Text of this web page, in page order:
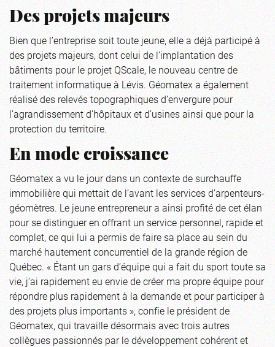
Des projets majeurs
Bien que l’entreprise soit toute jeune, elle a déjà participé à
des projets majeurs, dont celui de l’implantation des
bâtiments pour le projet QScale, le nouveau centre de
traitement informatique à Lévis. Géomatex a également
réalisé des relevés topographiques d’envergure pour
l’agrandissement d’hôpitaux et d’usines ainsi que pour la
protection du territoire.
En mode croissance
Géomatex a vu le jour dans un contexte de surchauffe
immobilière qui mettait de l’avant les services d’arpenteurs-
géomètres. Le jeune entrepreneur a ainsi profité de cet élan
pour se distinguer en offrant un service personnel, rapide et
complet, ce qui lui a permis de faire sa place au sein du
marché hautement concurrentiel de la grande région de
Québec. « Étant un gars d’équipe qui a fait du sport toute sa
vie, j’ai rapidement eu envie de créer ma propre équipe pour
répondre plus rapidement à la demande et pour participer à
des projets plus importants », confie le président de
Géomatex, qui travaille désormais avec trois autres
collègues passionnés par le développement cohérent et